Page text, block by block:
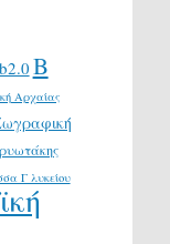
Β
Αρχαίας
Γ λυκείου